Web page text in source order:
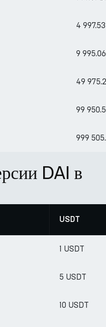
4
9
49
99
999
DAI в
USDT
1 USDT
5 USDT
10 USDT